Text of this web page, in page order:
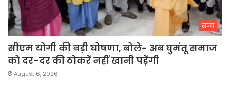
राज्य
सीएम योगी की बड़ी घोषणा, बोले- अब घुमंतू समाज
को दर-दर की ठोकरें नहीं खानी पड़ेंगी
August 6, 2026